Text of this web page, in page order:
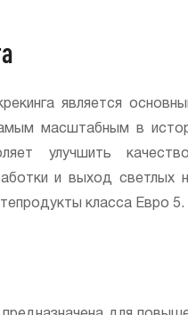
является
масштабным в
улучшить
и выход светлых
класса Евро 5.